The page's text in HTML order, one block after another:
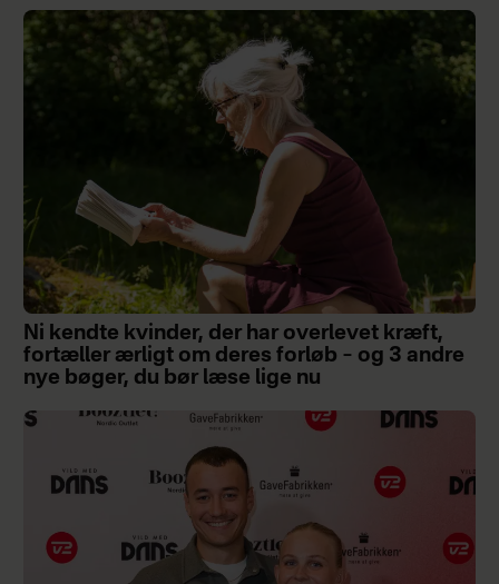
Ni kendte kvinder, der har overlevet kræft,
fortæller ærligt om deres forløb – og 3 andre
nye bøger, du bør læse lige nu